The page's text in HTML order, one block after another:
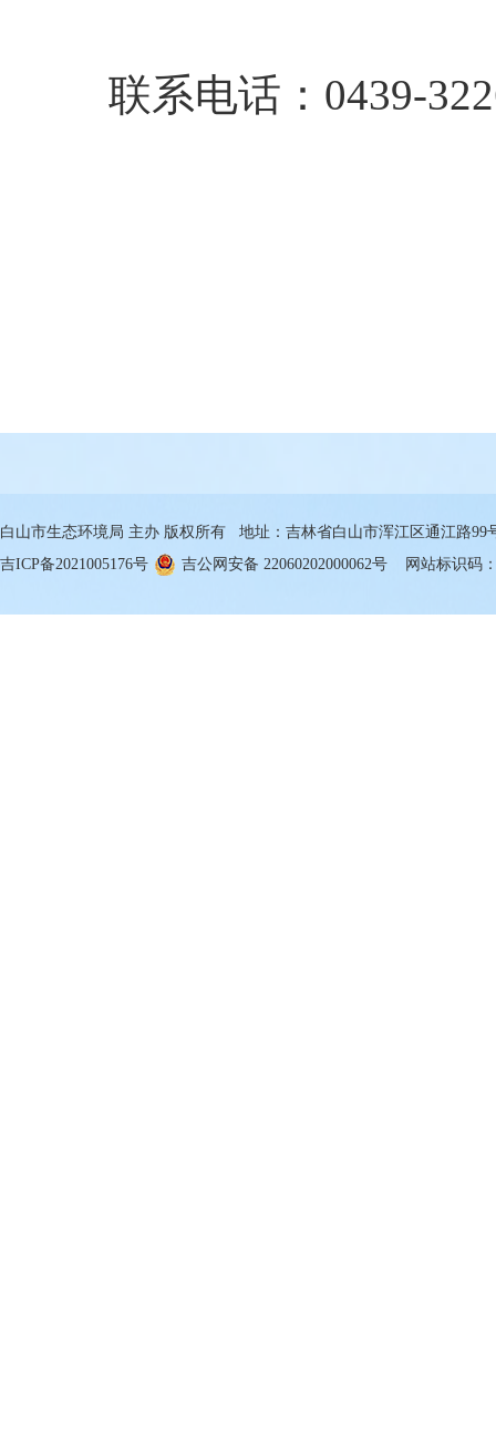
联系电话：0439-
白山市生态环境局 主办 版权所有 地址：吉林省白山市浑江区通江路99
吉ICP备2021005176号
吉公网安备 22060202000062号 网站标识码